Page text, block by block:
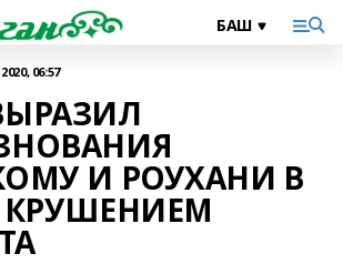
06:57
И РОУХАНИ В
КРУШЕНИЕМ